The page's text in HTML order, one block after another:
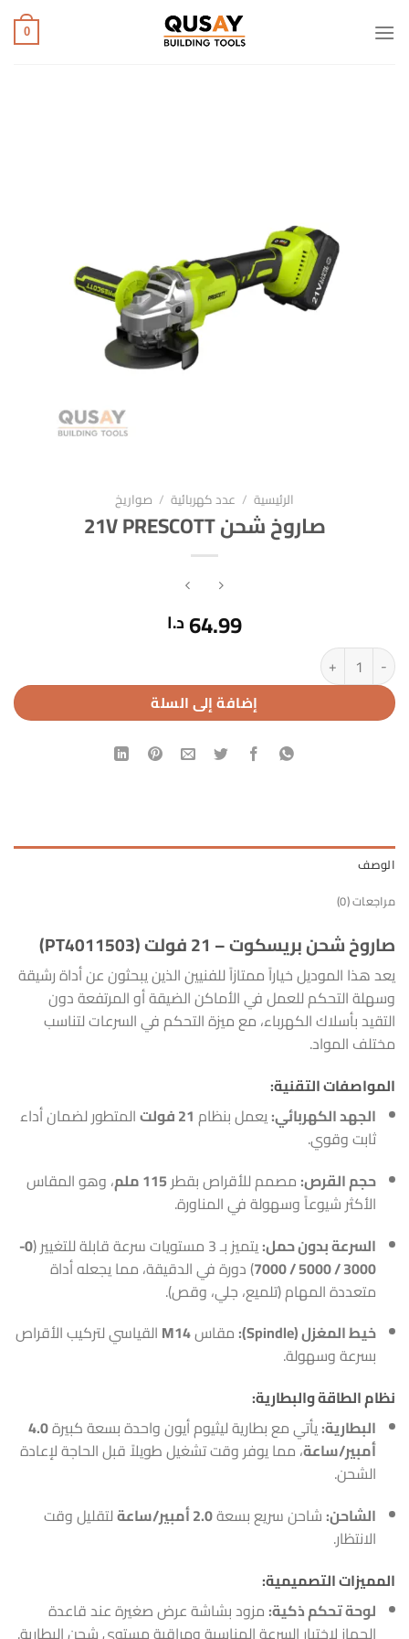
للمحتوى
0
الرئيسية / عدد كهربائية / صواريخ
صاروخ شحن 21V PRESCOTT
64.99د.ا
كمية صاروخ شحن 21V PRESCOTT
إضافة إلى السلة
الوصف
مراجعات (0)
صاروخ شحن بريسكوت – 21 فولت (PT4011503)
يعد هذا الموديل خياراً ممتازاً للفنيين الذين يبحثون عن أداة رشيقة
وسهلة التحكم للعمل في الأماكن الضيقة أو المرتفعة دون
التقيد بأسلاك الكهرباء، مع ميزة التحكم في السرعات لتناسب
مختلف المواد.
المواصفات التقنية:
الجهد الكهربائي:يعمل بنظام 21 فولت
المتطور لضمان أداء
ثابت وقوي.
حجم القرص: مصمم للأقراص بقطر115 ملم
، وهو المقاس
الأكثر شيوعاً وسهولة في المناورة.
السرعة بدون حمل:يتميز بـ 3 مستويات سرعة قابلة للتغيير (
0-
3000 / 5000 / 7000
) دورة في الدقيقة، مما يجعله أداة
متعددة المهام (تلميع، جلي، وقص).
خيط المغزل (Spindle):
مقاسM14 القياسي لتركيب الأقراص
بسرعة وسهولة.
نظام الطاقة والبطارية:
البطارية:يأتي مع بطارية ليثيوم أيون واحدة بسعة كبيرة4.0
أمبير/ساعة، مما يوفر وقت تشغيل طويلاً قبل الحاجة لإعادة
الشحن.
الشاحن: شاحن سريع بسعة2.0 أمبير/ساعة
لتقليل وقت
الانتظار.
المميزات التصميمية:
لوحة تحكم ذكية: مزود بشاشة عرض صغيرة عند قاعدة
الجهاز لاختيار السرعة المناسبة ومراقبة مستوى شحن البطارية.